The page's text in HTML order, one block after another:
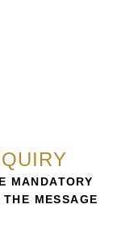
MANDATORY
MESSAGE